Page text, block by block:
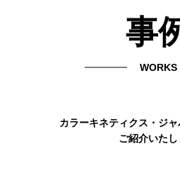
事
WORKS
カラーキネティクス・ジ
ご紹介いた